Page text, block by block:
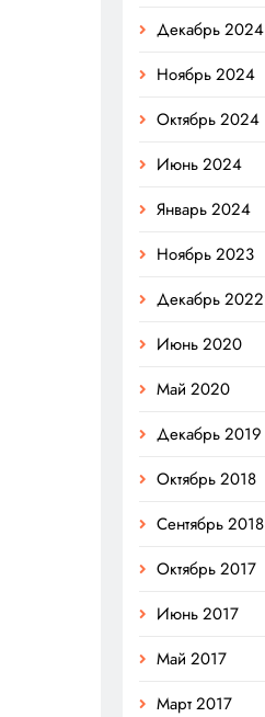
Декабрь 2024
Ноябрь 2024
Октябрь 2024
Июнь 2024
Январь 2024
Ноябрь 2023
Декабрь 2022
Июнь 2020
Май 2020
Декабрь 2019
Октябрь 2018
Сентябрь 2018
Октябрь 2017
Июнь 2017
Май 2017
Март 2017